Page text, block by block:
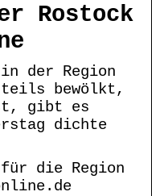
Rostock
in der Region
teils bewölkt,
gibt es
dichte
für die Region